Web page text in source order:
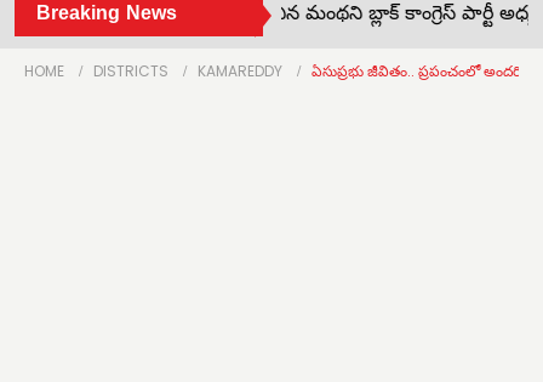
Breaking News
వారాంతపు సంతను ప్రారంభించిన మంథని బ్లాక్ కాంగ్రెస్ పార్టీ
HOME DISTRICTS KAMAREDDY ఏసుప్రభు జీవితం.. ప్రపంచంలో అందరికీ